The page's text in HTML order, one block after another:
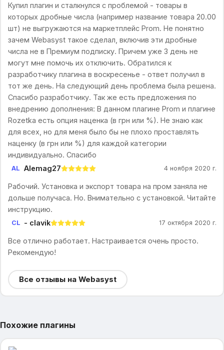
Купил плагин и сталкнулся с проблемой - товары в
которых дробные числа (например название товара 20.00
шт) не выгружаются на маркетплейс Prom. Не понятно
зачем Webasyst такое сделал, включив эти дробные
числа не в Премиум подписку. Причем уже 3 день не
могут мне помочь их отключить. Обратился к
разработчику плагина в воскресенье - ответ получил в
тот же день. На следующий день проблема была решена.
Спасибо разработчику. Так же есть предложения по
внедрению дополнения: В данном плагине Prom и плагине
Rozetka есть опция наценка (в грн или %). Не знаю как
для всех, но для меня было бы не плохо проставлять
наценку (в грн или %) для каждой категории
индивидуально. Спасибо
AL Alemag27 4 ноября 2020 г.
Рабочий. Установка и экспорт товара на пром заняла не
дольше получаса. Но. Внимательно с установкой. Читайте
инструкцию.
CL - clavik 17 октября 2020 г.
Все отлично работает. Настраивается очень просто.
Рекомендую!
Все отзывы на Webasyst
Похожие плагины